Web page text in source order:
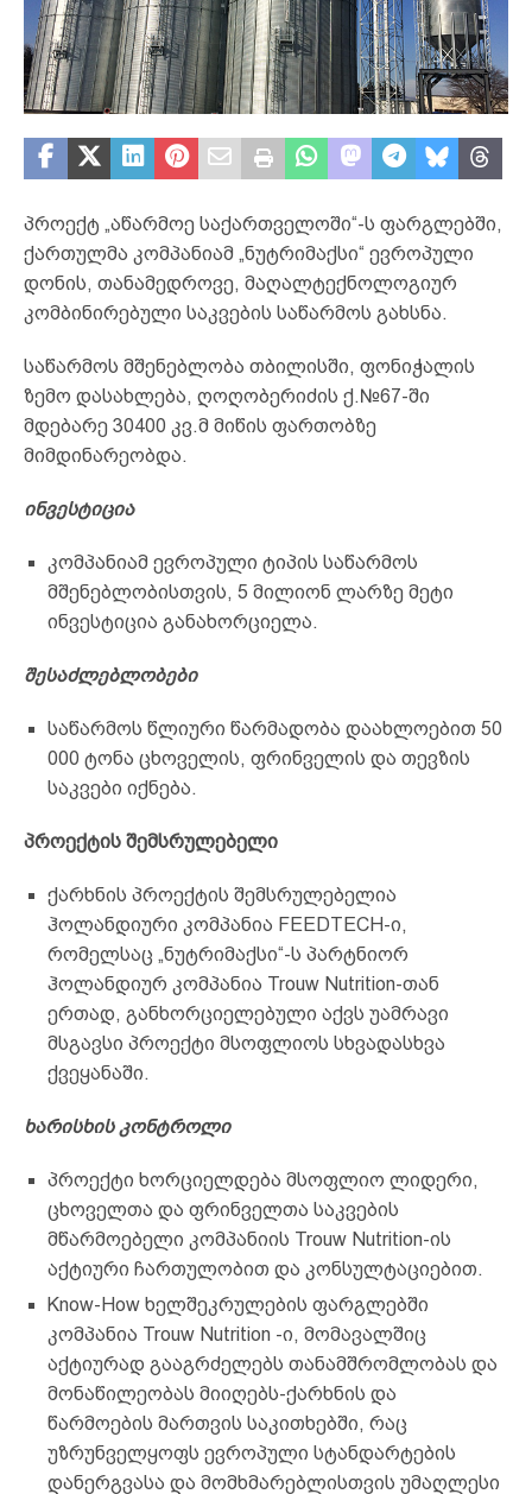
პროექტ „აწარმოე საქართველოში“-ს ფარგლებში,
ქართულმა კომპანიამ „ნუტრიმაქსი“ ევროპული
დონის, თანამედროვე, მაღალტექნოლოგიურ
კომბინირებული საკვების საწარმოს გახსნა.
საწარმოს მშენებლობა თბილისში, ფონიჭალის
ზემო დასახლება, ღოღობერიძის ქ.№67-ში
მდებარე 30400 კვ.მ მიწის ფართობზე
მიმდინარეობდა.
ინვესტიცია
კომპანიამ ევროპული ტიპის საწარმოს
მშენებლობისთვის, 5 მილიონ ლარზე მეტი
ინვესტიცია განახორციელა.
შესაძლებლობები
საწარმოს წლიური წარმადობა დაახლოებით 50
000 ტონა ცხოველის, ფრინველის და თევზის
საკვები იქნება.
პროექტის შემსრულებელი
ქარხნის პროექტის შემსრულებელია
ჰოლანდიური კომპანია FEEDTECH-ი,
რომელსაც „ნუტრიმაქსი“-ს პარტნიორ
ჰოლანდიურ კომპანია Trouw Nutrition-თან
ერთად, განხორციელებული აქვს უამრავი
მსგავსი პროექტი მსოფლიოს სხვადასხვა
ქვეყანაში.
ხარისხის კონტროლი
პროექტი ხორციელდება მსოფლიო ლიდერი,
ცხოველთა და ფრინველთა საკვების
მწარმოებელი კომპანიის Trouw Nutrition-ის
აქტიური ჩართულობით და კონსულტაციებით.
Know-How ხელშეკრულების ფარგლებში
კომპანია Trouw Nutrition -ი, მომავალშიც
აქტიურად გააგრძელებს თანამშრომლობას და
მონაწილეობას მიიღებს-ქარხნის და
წარმოების მართვის საკითხებში, რაც
უზრუნველყოფს ევროპული სტანდარტების
დანერგვასა და მომხმარებლისთვის უმაღლესი